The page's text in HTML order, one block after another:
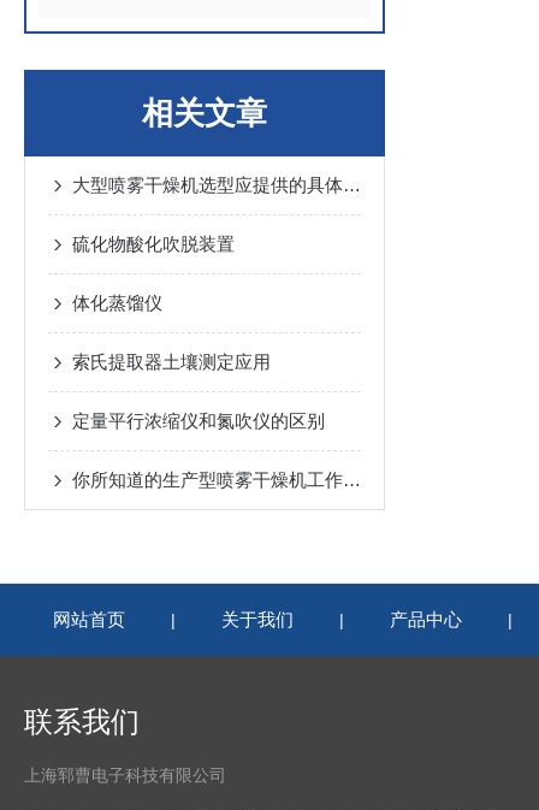
相关文章
大型喷雾干燥机选型应提供的具体参数有哪些？
硫化物酸化吹脱装置
体化蒸馏仪
索氏提取器土壤测定应用
定量平行浓缩仪和氮吹仪的区别
你所知道的生产型喷雾干燥机工作原理是这样的嘛？
网站首页 | 关于我们 | 产品中心 |
联系我们
上海郓曹电子科技有限公司